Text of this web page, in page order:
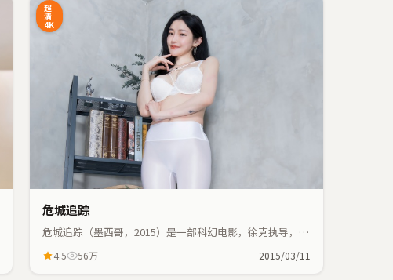
超
清
4K
危城追踪
危城追踪（墨西哥，2015）是一部科幻电影，徐克执导，杨
凑。
4.5 56万 2015/03/11